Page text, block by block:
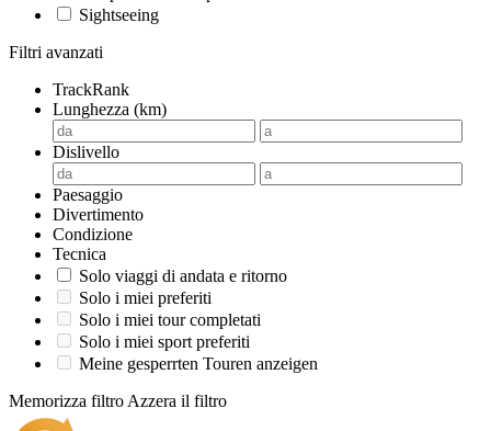
Sightseeing
Filtri avanzati
TrackRank
Lunghezza (km)
Dislivello
Paesaggio
Divertimento
Condizione
Tecnica
Solo viaggi di andata e ritorno
Solo i miei preferiti
Solo i miei tour completati
Solo i miei sport preferiti
Meine gesperrten Touren anzeigen
Memorizza filtro Azzera il filtro